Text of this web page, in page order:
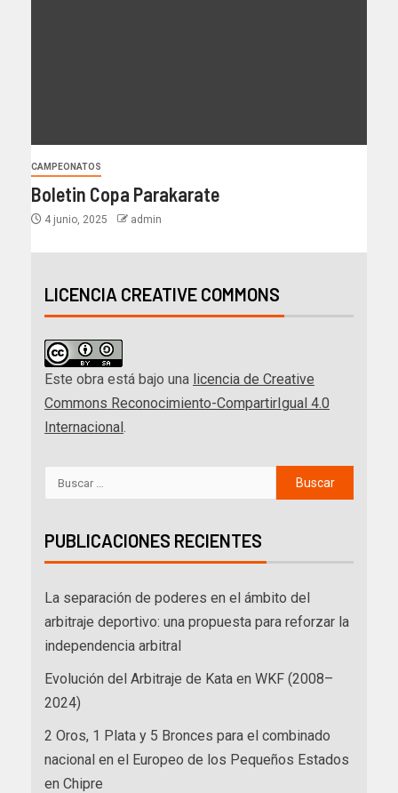
CAMPEONATOS
Boletin Copa Parakarate
4 junio, 2025 admin
LICENCIA CREATIVE COMMONS
Este obra está bajo una licencia de Creative
Commons Reconocimiento-CompartirIgual 4.0
Internacional .
PUBLICACIONES RECIENTES
La separación de poderes en el ámbito del
arbitraje deportivo: una propuesta para reforzar la
independencia arbitral
Evolución del Arbitraje de Kata en WKF (2008–
2024)
2 Oros, 1 Plata y 5 Bronces para el combinado
nacional en el Europeo de los Pequeños Estados
en Chipre